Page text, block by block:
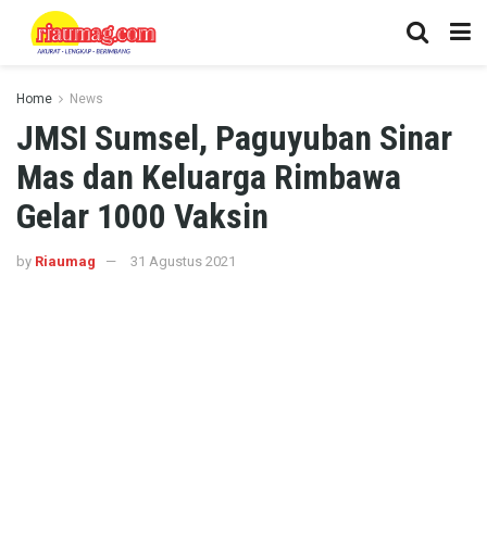
Home News
JMSI Sumsel, Paguyuban Sinar
Mas dan Keluarga Rimbawa
Gelar 1000 Vaksin
by Riaumag 31 Agustus 2021